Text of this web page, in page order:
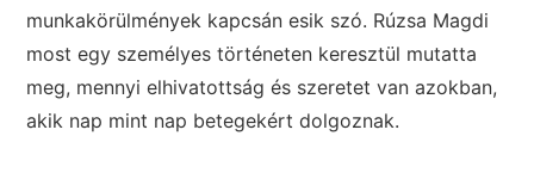
munkakörülmények kapcsán esik szó. Rúzsa Magdi
most egy személyes történeten keresztül mutatta
meg, mennyi elhivatottság és szeretet van azokban,
akik nap mint nap betegekért dolgoznak.